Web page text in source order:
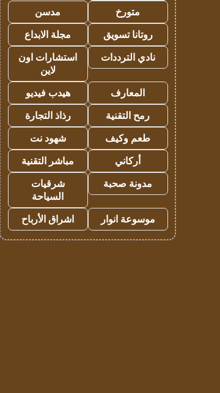
متورخ
مدسن
روتانا تسويق
مجلة الابداع
نادي الترددات
استشارات اون
لاين
المعارف
هيدب فيديو
رمح التقنية
رذاذ التجارة
طعم وكيف
شهود نت
أركاني
مباشر التقنية
مدونة صحبة
شرقيات
السياحة
موسوعة انوار
اشراق الأرباح